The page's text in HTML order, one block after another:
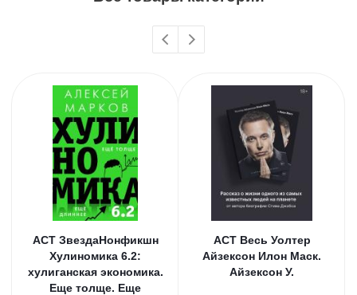
АСТ ЗвездаНонфикшн
Хулиномика 6.2:
хулиганская экономика.
Еще толще. Еще
АСТ Весь Уолтер
Айзексон Илон Маск.
Айзексон У.